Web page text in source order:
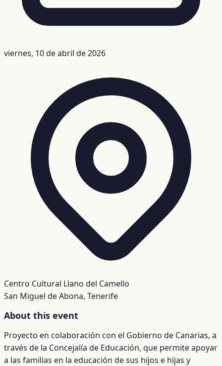
viernes, 10 de abril de 2026
Centro Cultural Llano del Camello
San Miguel de Abona, Tenerife
About this event
Proyecto en colaboración con el Gobierno de Canarias, a
través de la Concejalía de Educación, que permite apoyar
a las familias en la educación de sus hijos e hijas y